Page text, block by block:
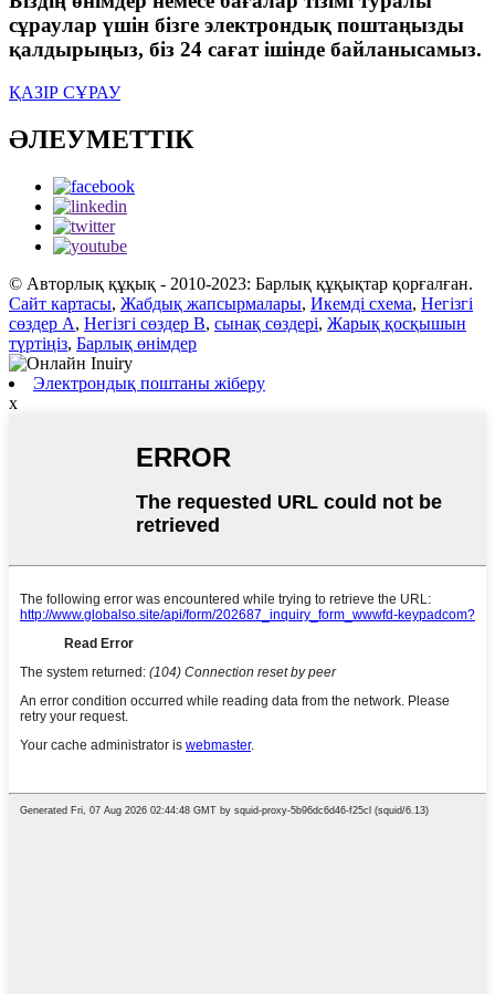
сұраулар үшін бізге электрондық поштаңызды
қалдырыңыз, біз 24 сағат ішінде байланысамыз.
ҚАЗІР СҰРАУ
ӘЛЕУМЕТТІК
© Авторлық құқық - 2010-2023: Барлық құқықтар қорғалған.
Сайт картасы, Жабдық жапсырмалары, Икемді схема, Негізгі
сөздер А, Негізгі сөздер В, сынақ сөздері, Жарық қосқышын
түртіңіз, Барлық өнімдер
Электрондық поштаны жіберу
x